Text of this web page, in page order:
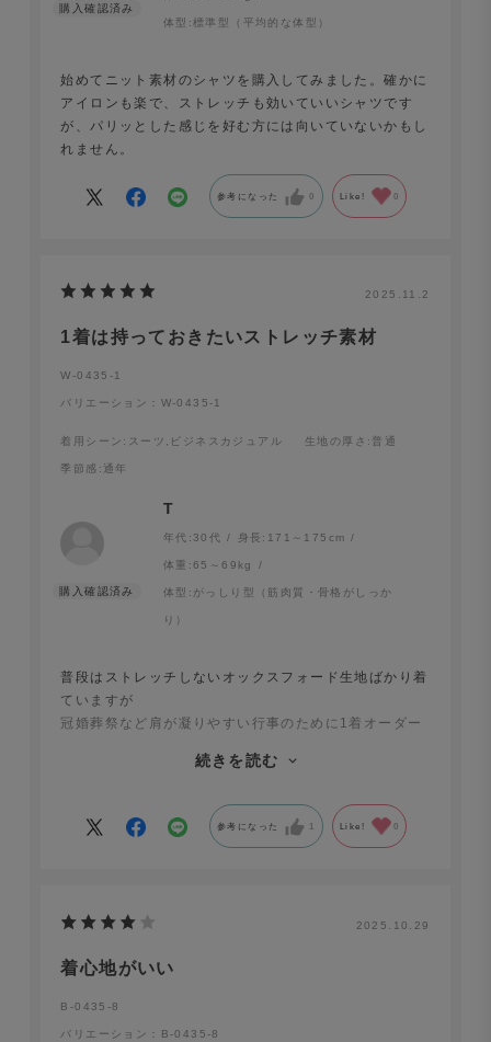
体型:標準型（平均的な体型）
始めてニット素材のシャツを購入してみました。確かに
アイロンも楽で、ストレッチも効いていいシャツです
が、パリッとした感じを好む方には向いていないかもし
れません。
参考になった 0 Like! 0
2025.11.2
1着は持っておきたいストレッチ素材
W-0435-1
バリエーション：W-0435-1
着用シーン :スーツ,ビジネスカジュアル 生地の厚さ :普通
季節感 :通年
T
年代:30代 身長: 171～175cm
体重:65～69kg
体型: がっしり型（筋肉質・骨格がしっか
り）
普段はストレッチしないオックスフォード生地ばかり着
ていますが
冠婚葬祭など肩が凝りやすい行事のために1着オーダー
洗濯後のシワも全然ありませんし手入れも楽です。
続きを読む
参考になった 1 Like! 0
2025.10.29
着心地がいい
B-0435-8
バリエーション：B-0435-8